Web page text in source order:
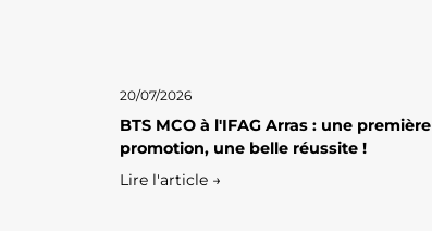
20/07/2026
BTS MCO à l'IFAG Arras : une première
promotion, une belle réussite !
Lire l'article →